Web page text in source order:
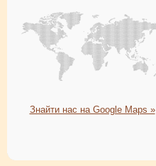
Знайти нас на Google Maps »